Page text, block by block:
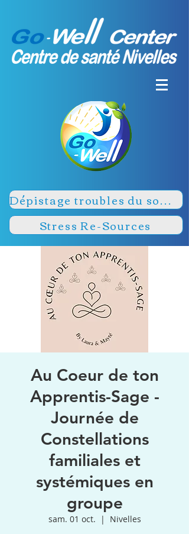
Dépistage troubles du sommeil
Stress Re-Sources
Au Coeur de ton
Apprentis-Sage -
Journée de
Constellations
familiales et
systémiques en
groupe
sam. 01 oct.
  |
Nivelles